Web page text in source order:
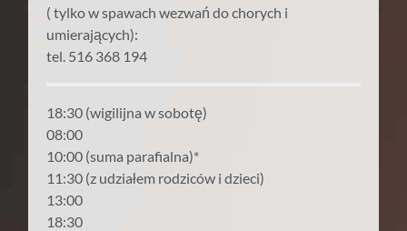
( tylko w spawach wezwań do chorych i
umierających):
tel. 516 368 194
18:30 (wigilijna w sobotę)
08:00
10:00 (suma parafialna)*
11:30 (z udziałem rodziców i dzieci)
13:00
18:30